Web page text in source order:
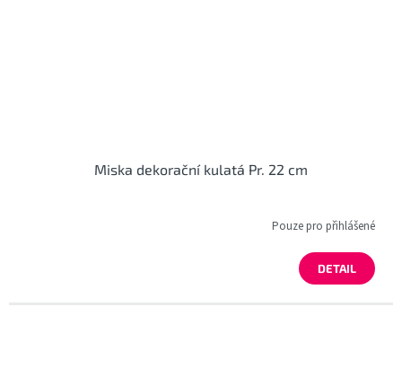
Miska dekorační kulatá Pr. 22 cm
Pouze pro přihlášené
DETAIL